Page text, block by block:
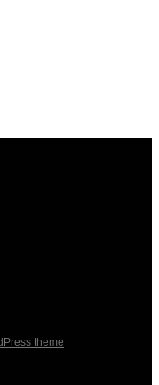
theme